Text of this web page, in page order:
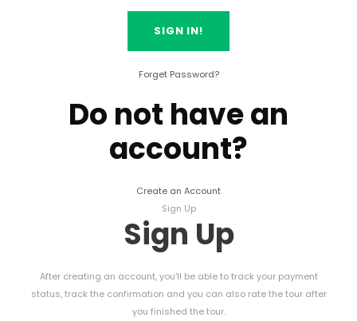
Forget Password?
Do not have an
account?
Create an Account
Sign Up
Sign Up
After creating an account,you'll be able to track your payment
status,track the confirmation and you can also rate the tour after
you finished the tour.